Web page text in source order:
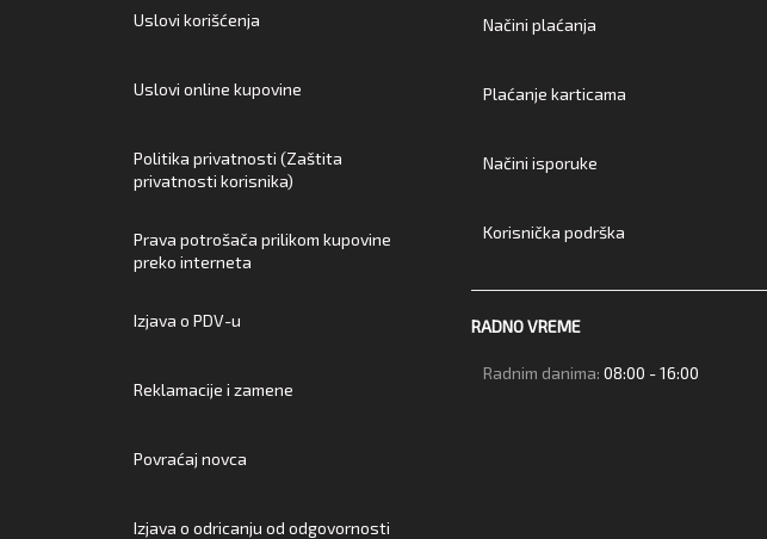
Uslovi korišćenja
Uslovi online kupovine
Politika privatnosti (Zaštita
privatnosti korisnika)
Prava potrošača prilikom kupovine
preko interneta
Izjava o PDV-u
Reklamacije i zamene
Povraćaj novca
Izjava o odricanju od odgovornosti
Načini plaćanja
Plaćanje karticama
Načini isporuke
Korisnička podrška
RADNO VREME
Radnim danima: 08:00 - 16:00